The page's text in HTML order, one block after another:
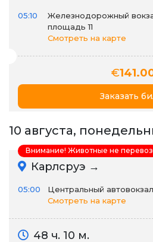
05:10
Железнодорожный
площадь 11
Смотреть на карте
€
Заказать
10 августа,
Карлсруэ →
05:00
Центральный
Смотреть на карте
48 ч. 10 м.
Внимание! Животные не